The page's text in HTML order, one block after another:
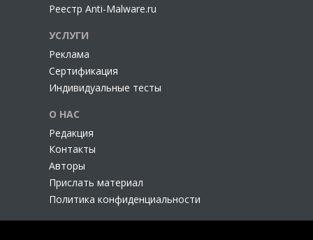
Реестр Anti-Malware.ru
УСЛУГИ
Реклама
Сертификация
Индивидуальные тесты
О НАС
Редакция
Контакты
Авторы
Прислать материал
Политика конфиденциальности